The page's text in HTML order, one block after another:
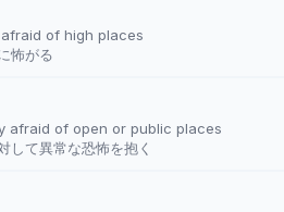
of high places
怖がる
afraid of open or public places
して異常な恐怖を抱く